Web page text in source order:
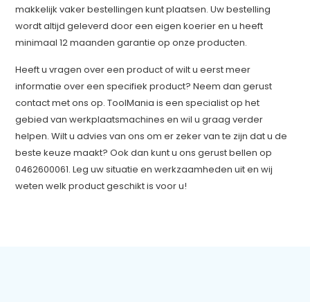
makkelijk vaker bestellingen kunt plaatsen. Uw bestelling
wordt altijd geleverd door een eigen koerier en u heeft
minimaal 12 maanden garantie op onze producten.
Heeft u vragen over een product of wilt u eerst meer
informatie over een specifiek product? Neem dan gerust
contact met ons op. ToolMania is een specialist op het
gebied van werkplaatsmachines en wil u graag verder
helpen. Wilt u advies van ons om er zeker van te zijn dat u de
beste keuze maakt? Ook dan kunt u ons gerust bellen op
0462600061. Leg uw situatie en werkzaamheden uit en wij
weten welk product geschikt is voor u!